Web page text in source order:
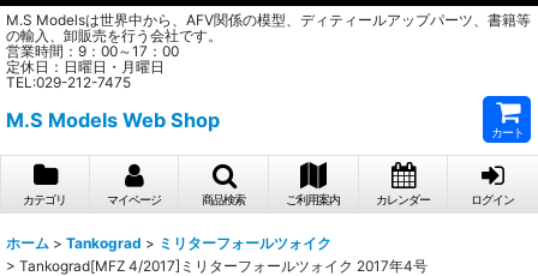
M.S Modelsは世界中から、AFV関係の模型、ディティールアップパーツ、書籍等
の輸入、卸販売を行う会社です。
営業時間：9：00～17：00
定休日：日曜日・月曜日
TEL:029-212-7475
M.S Models Web Shop
カート
カテゴリ マイページ 商品検索 ご利用案内 カレンダー ログイン
ホーム > Tankograd > ミリターフォールツォイク
> Tankograd[MFZ 4/2017]ミリターフォールツォイク 2017年4号